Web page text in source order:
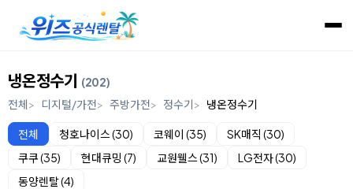
냉온정수기 (202)
전체
디지털/가전 주방가전 정수기 냉온정수기
전체 청호나이스 (30) 코웨이 (35)
SK매직 (30)
쿠쿠 (35)
현대큐밍 (7) 교원웰스 (31)
LG전자 (30)
동양렌탈 (4)